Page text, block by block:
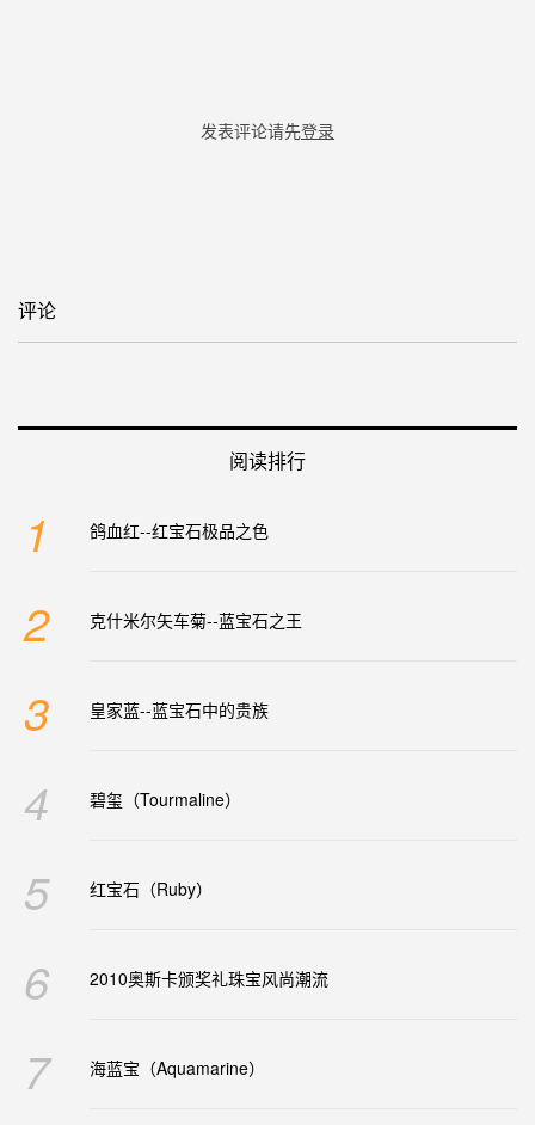
发表评论请先登录
评论
阅读排行
1 鸽血红--红宝石极品之色
2 克什米尔矢车菊--蓝宝石之王
3 皇家蓝--蓝宝石中的贵族
4 碧玺（Tourmaline）
5 红宝石（Ruby）
6 2010奥斯卡颁奖礼珠宝风尚潮流
7 海蓝宝（Aquamarine）